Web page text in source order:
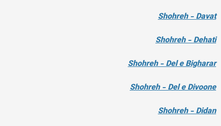
Shohreh - Davat
Shohreh - Dehati
Shohreh - Del e Bigharar
Shohreh - Del e Divoone
Shohreh - Didan